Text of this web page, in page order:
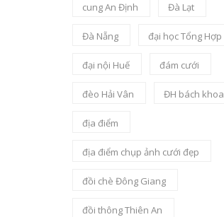
cung An Định Đà Lạt
Đà Nẵng đại học Tổng Hợp
đại nội Huế đám cưới
đèo Hải Vân ĐH bách khoa
địa điểm
địa điểm chụp ảnh cưới đẹp
đồi chè Đông Giang
đồi thông Thiên An